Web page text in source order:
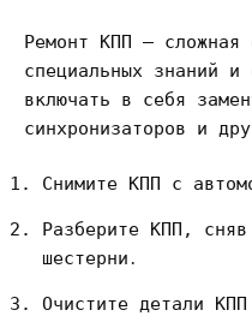
Ремонт КПП – сложная
специальных знаний и
включать в себя
синхронизаторов и
Снимите КПП с
Разберите КПП,
шестерни․
Очистите детали